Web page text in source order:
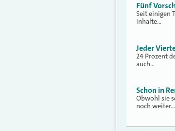
Fünf
Seit einigen
Inhalte…
Jeder
24 Prozent
auch…
Schon in
Obwohl sie
noch